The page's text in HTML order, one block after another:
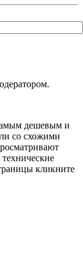
дешевым и
со схожими
технические
кликните